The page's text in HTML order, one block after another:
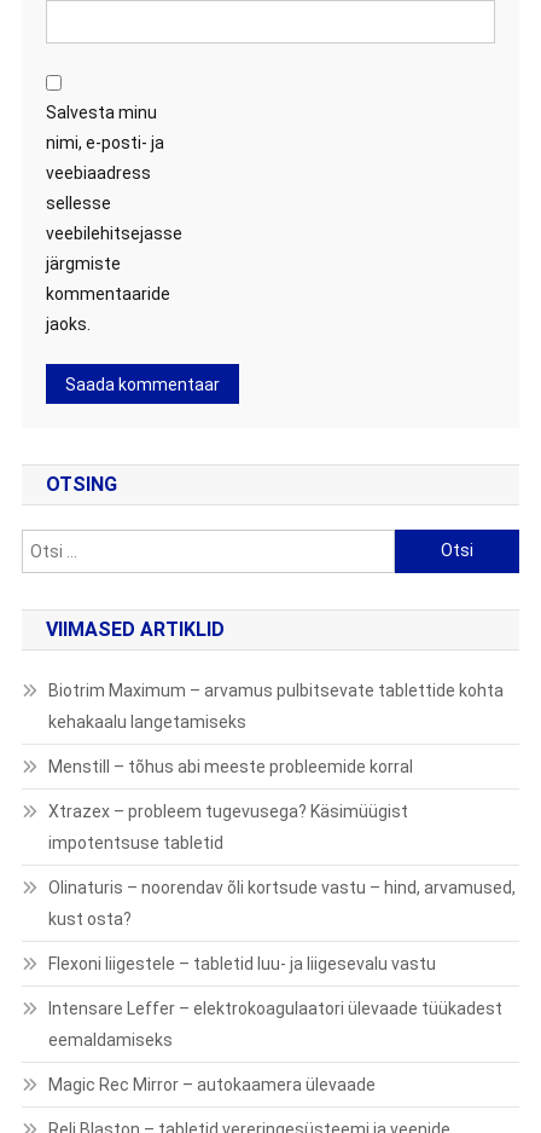
Salvesta minu
nimi, e-posti- ja
veebiaadress
sellesse
veebilehitsejasse
järgmiste
kommentaaride
jaoks.
OTSING
VIIMASED ARTIKLID
Biotrim Maximum – arvamus pulbitsevate tablettide kohta
kehakaalu langetamiseks
Menstill – tõhus abi meeste probleemide korral
Xtrazex – probleem tugevusega? Käsimüügist
impotentsuse tabletid
Olinaturis – noorendav õli kortsude vastu – hind, arvamused,
kust osta?
Flexoni liigestele – tabletid luu- ja liigesevalu vastu
Intensare Leffer – elektrokoagulaatori ülevaade tüükadest
eemaldamiseks
Magic Rec Mirror – autokaamera ülevaade
Reli Blaston – tabletid vereringesüsteemi ja veenide